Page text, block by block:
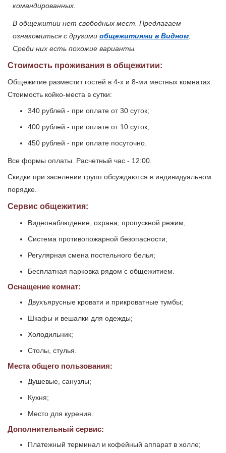
командированных.
В общежитии нет свободных мест. Предлагаем
ознакомиться с другими общежитиями в Видном.
Среди них есть похожие варианты.
Стоимость проживания в общежитии:
Общежитие разместит гостей в 4-х и 8-ми местных комнатах.
Стоимость койко-места в сутки:
340 рублей - при оплате от 30 суток;
400 рублей - при оплате от 10 суток;
450 рублей - при оплате посуточно.
Все формы оплаты. Расчетный час - 12:00.
Скидки при заселении групп обсуждаются в индивидуальном
порядке.
Сервис общежития:
Видеонаблюдение, охрана, пропускной режим;
Система противопожарной безопасности;
Регулярная смена постельного белья;
Бесплатная парковка рядом с общежитием.
Оснащение комнат:
Двухъярусные кровати и прикроватные тумбы;
Шкафы и вешалки для одежды;
Холодильник;
Столы, стулья.
Места общего пользования:
Душевые, санузлы;
Кухня;
Место для курения.
Дополнительный сервис:
Платежный терминал и кофейный аппарат в холле;